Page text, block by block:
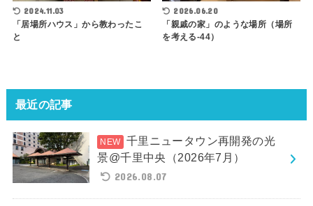
2024.11.03
「居場所ハウス」から教わったこ
と
2026.06.20
「親戚の家」のような場所（場所
を考える-44）
最近の記事
千里ニュータウン再開発の光
景@千里中央（2026年7月）
2026.08.07